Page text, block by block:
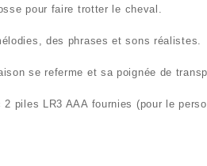
pour faire trotter le cheval .
des phrases et sons réalistes.
se referme et sa poignée de
2 piles LR3 AAA fournies (pour le